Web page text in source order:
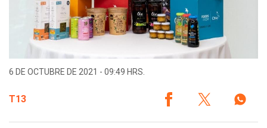
6 DE OCTUBRE DE 2021 - 09:49 HRS.
T13